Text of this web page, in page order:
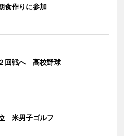
食作りに参加
回戦へ 高校野球
米男子ゴルフ